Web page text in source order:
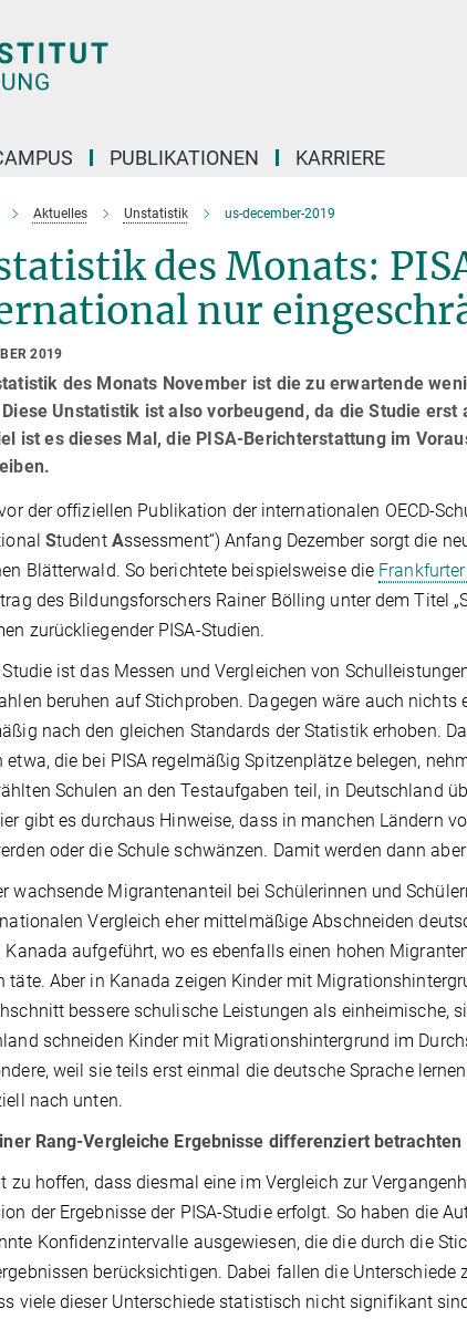
PUBLIKATIONEN KARRIERE
Aktuelles Unstatistik us-december-2019
des Monats:
nur
2019
des Monats November ist die zu erwartende
Unstatistik ist also vorbeugend, da die Studie
ist es dieses Mal, die PISA-Berichterstattung im
der offiziellen Publikation der internationalen OECD-
Student Assessment“) Anfang Dezember sorgt die
Blätterwald. So berichtete beispielsweise die
des Bildungsforschers Rainer Bölling unter dem Titel
zurückliegender PISA-Studien.
ist das Messen und Vergleichen von
beruhen auf Stichproben. Dagegen wäre auch
nach den gleichen Standards der Statistik erhoben.
etwa, die bei PISA regelmäßig Spitzenplätze belegen,
Schulen an den Testaufgaben teil, in Deutschland
gibt es durchaus Hinweise, dass in manchen Ländern
oder die Schule schwänzen. Damit werden dann
wachsende Migrantenanteil bei Schülerinnen und
Vergleich eher mittelmäßige Abschneiden
Kanada aufgeführt, wo es ebenfalls einen hohen
täte. Aber in Kanada zeigen Kinder mit
bessere schulische Leistungen als einheimische,
schneiden Kinder mit Migrationshintergrund im
weil sie teils erst einmal die deutsche Sprache
nach unten.
Rang-Vergleiche Ergebnisse differenziert betrachten
zu hoffen, dass diesmal eine im Vergleich zur
der Ergebnisse der PISA-Studie erfolgt. So haben die
Konfidenzintervalle ausgewiesen, die die durch die
berücksichtigen. Dabei fallen die
viele dieser Unterschiede statistisch nicht signifikant